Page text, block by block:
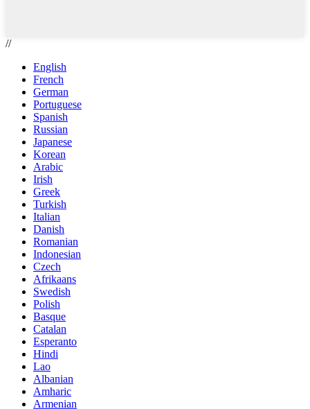
//
English
French
German
Portuguese
Spanish
Russian
Japanese
Korean
Arabic
Irish
Greek
Turkish
Italian
Danish
Romanian
Indonesian
Czech
Afrikaans
Swedish
Polish
Basque
Catalan
Esperanto
Hindi
Lao
Albanian
Amharic
Armenian